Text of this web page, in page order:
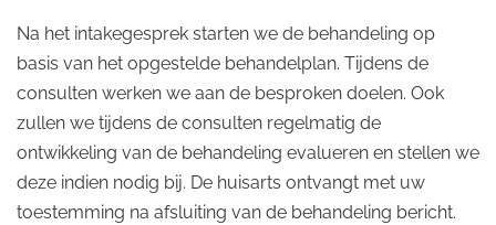
Na het intakegesprek starten we de behandeling op
basis van het opgestelde behandelplan. Tijdens de
consulten werken we aan de besproken doelen. Ook
zullen we tijdens de consulten regelmatig de
ontwikkeling van de behandeling evalueren en stellen we
deze indien nodig bij. De huisarts ontvangt met uw
toestemming na afsluiting van de behandeling bericht.